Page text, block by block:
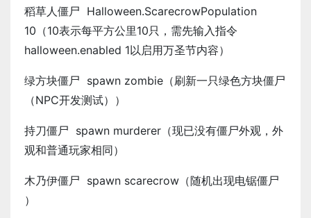
稻草人僵尸 Halloween.ScarecrowPopulation
10（10表示每平方公里10只，需先输入指令
halloween.enabled 1以启用万圣节内容）
绿方块僵尸 spawn zombie（刷新一只绿色方块僵尸
（NPC开发测试））
持刀僵尸 spawn murderer（现已没有僵尸外观，外
观和普通玩家相同）
木乃伊僵尸 spawn scarecrow（随机出现电锯僵尸
）